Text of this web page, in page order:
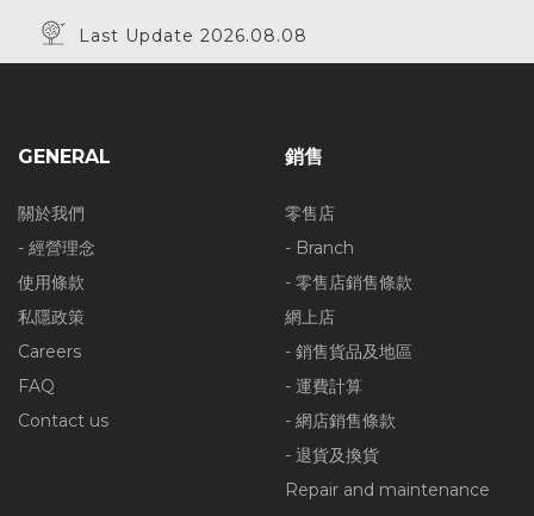
Last Update 2026.08.08
GENERAL
關於我們
- 經營理念
使用條款
私隱政策
Careers
FAQ
Contact us
銷售
零售店
- Branch
- 零售店銷售條款
網上店
- 銷售貨品及地區
- 運費計算
- 網店銷售條款
- 退貨及換貨
Repair and maintenance